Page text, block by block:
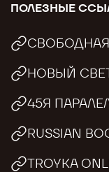
ПОЛЕЗНЫЕ
СВОБОДНАЯ
НОВЫЙ
45Я
RUSSIAN
TROYKA